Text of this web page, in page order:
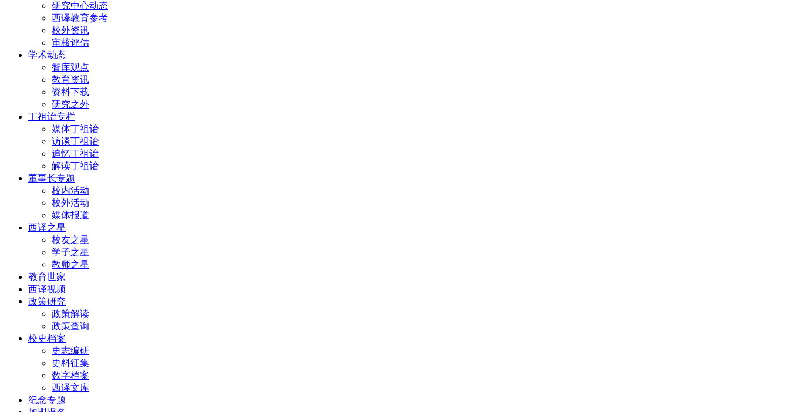
研究中心动态
西译教育参考
校外资讯
审核评估
学术动态
智库观点
教育资讯
资料下载
研究之外
丁祖诒专栏
媒体丁祖诒
访谈丁祖诒
追忆丁祖诒
解读丁祖诒
董事长专题
校内活动
校外活动
媒体报道
西译之星
校友之星
学子之星
教师之星
教育世家
西译视频
政策研究
政策解读
政策查询
校史档案
史志编研
史料征集
数字档案
西译文库
纪念专题